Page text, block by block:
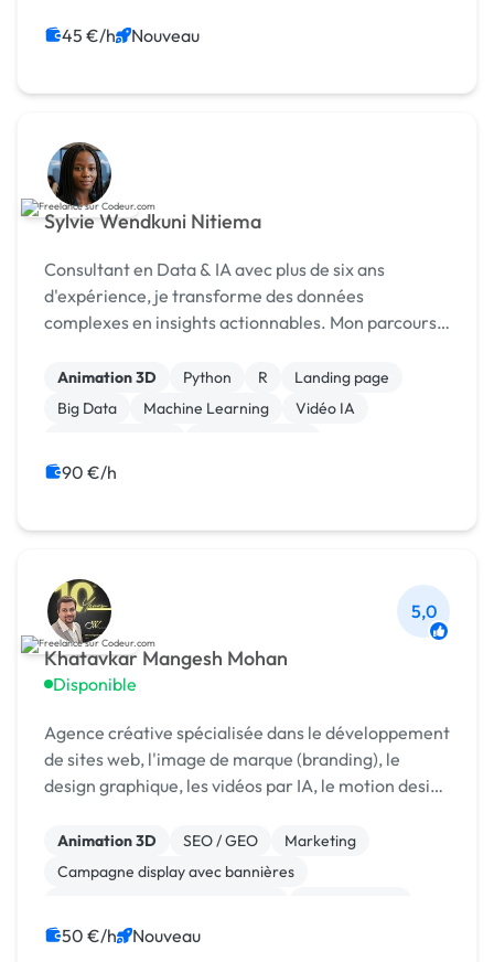
DAO
Charte graphique
45 €/h Nouveau
Sylvie Wendkuni Nitiema
Consultant en Data & IA avec plus de six ans
d'expérience, je transforme des données
complexes en insights actionnables. Mon parcours
Animation 3D Python R
Landing page
Big Data
Machine Learning
Vidéo IA
Prospection commerciale
90 €/h
Khatavkar Mangesh Mohan
Disponible
5,0
Agence créative spécialisée dans le développement
de sites web, l'image de marque (branding), le
design graphique, les vidéos par IA, le motion design
Animation 3D SEO / GEO
Marketing
Campagne display avec bannières
Logo
Dessin industriel
50 €/h Nouveau